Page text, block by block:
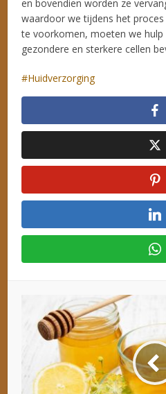
en bovendien worden ze
waardoor we tijdens het
te voorkomen, moeten we
gezondere en sterkere cellen
Huidverzorging